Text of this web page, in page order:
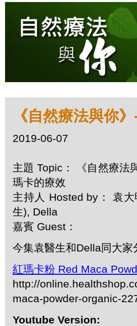
《自然療法與你
2019-06-07
主題 Topic： 《自然療法
瑪卡的療效
主持人 Hosted by： 袁
生), Della
嘉賓 Guest：
今集袁醫生和Della同大
紅瑪卡粉 Red Maca
http://
maca-powder-organic-
Youtube Version: